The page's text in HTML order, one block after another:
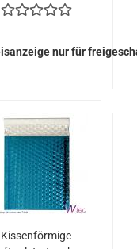
Kunden
Stück = 109,50
nur für
Kissenförmige